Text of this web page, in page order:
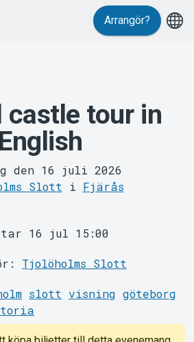
MyTickster
Support
Arrangör?
castle tour in
English
den 16 juli 2026
Slott i Fjärås
16 jul 15:00
Tjolöholms Slott
slott visning göteborg